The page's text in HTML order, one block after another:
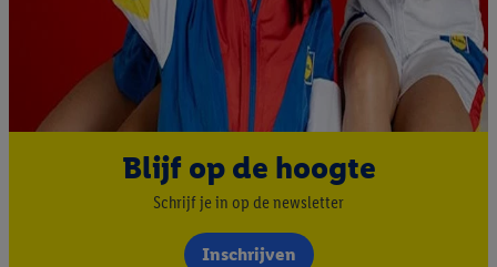
Blijf op de hoogte
Schrijf je in op de newsletter
Inschrijven